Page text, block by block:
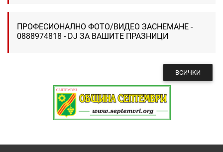
ПРОФЕСИОНАЛНО ФОТО/ВИДЕО ЗАСНЕМАНЕ -
0888974818 - DJ ЗА ВАШИТЕ ПРАЗНИЦИ
ВСИЧКИ